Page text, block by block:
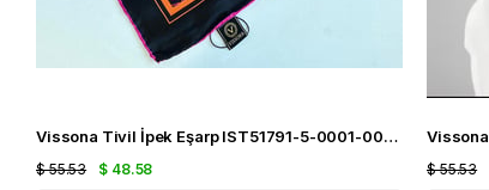
Vissona Tivil İpek Eşarp IST51791-5-0001-0025 Siyah Karışık Desen
$ 48.58
$ 55.53 $ 55.53